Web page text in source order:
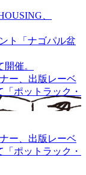
、
ト「ナゴパル盆
催。
ー、出版レーベ
ポットラック・
ー、出版レーベ
ポットラック・